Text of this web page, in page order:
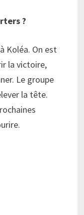
?
Koléa. On est
la victoire,
Le groupe
la tête.